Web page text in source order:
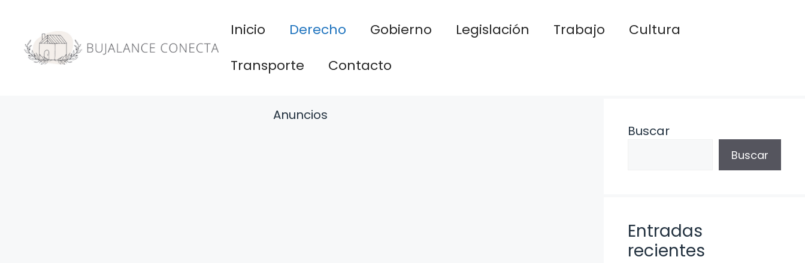
contenido
Inicio Derecho Gobierno Legislación Trabajo
Cultura
Transporte
Contacto
Anuncios
Buscar
Buscar
Entradas
recientes